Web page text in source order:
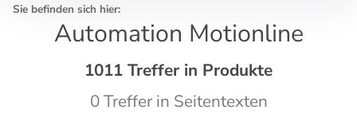
Sie befinden sich hier:
Automation Motionline
1011 Treffer in Produkte
0 Treffer in Seitentexten